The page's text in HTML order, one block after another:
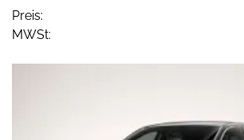
Preis:
MWSt: